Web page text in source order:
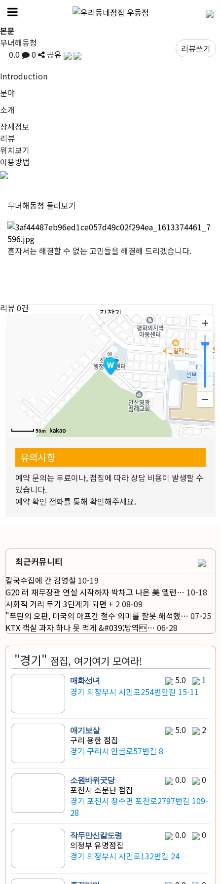
본문
무녀해동청
0.0
0
공유
Introduction
분야
소개
상세정보
리뷰
위치보기
이용방법
무녀해동청 둘러보기
혼자서는 해결할 수 없는 고민들을 해결해 드리겠습니다.
리뷰0건
리뷰쓰기
50m
길찾기
위치나 원하는 분야를 선택하고 원하는 선생님을 지정
선생님 상세정보와 리뷰 위치 등을 확인해주세요.
3. 예약상담문의를 통해 예약해주세요.
선생님과 날짜와 시간을 협의 후 상담을 진행하면 됩니
다.
유의사항
예약 문의는 무료이나, 점집에 따라 상담 비용이 발생할 수
있습니다.
예약 확인 전화를 통해 확인해주세요.
최근커뮤니티
칼국수집에 간 김영철 10-19
G20 러 재무장관 연설 시작하자 박차고 나온 美 옐런… 10-18
사회적 거리 두기 3단계가 되면 + 208-09
"푸틴의 오판, 미국의 아프간 철수 의미를 잘못 해석했… 07-25
KTX 객실 과자 하나 못 먹게 &#039;방역… 06-28
"경기" 점집, 여기여기 모여라!
매화선녀 5.0
1
경기 의정부시 시민로254번안길 15-11
애기보살 5.0
2
구리 용한 점집
경기 구리시 안골로57번길 8
소원바위굿당 0.0
0
포천시 소문난 점집
경기 포천시 창수면 포천로2797번길 109-
28
작두만신칼도령 0.0
0
의정부 유명점집
경기 의정부시 시민로132번길 24